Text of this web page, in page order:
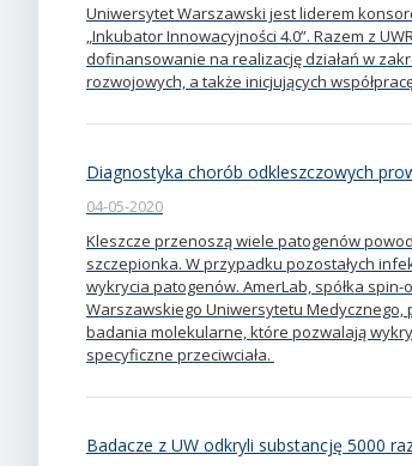
Uniwersytet Warszawski jest liderem
„Inkubator Innowacyjności 4.0”. Razem z
dofinansowanie na realizację działań w
rozwojowych, a także inicjujących
Diagnostyka chorób odkleszczowych
04-05-2020
Kleszcze przenoszą wiele patogenów
szczepionka. W przypadku pozostałych
wykrycia patogenów. AmerLab, spółka
Warszawskiego Uniwersytetu
badania molekularne, które pozwalają
specyficzne przeciwciała.
Badacze z UW odkryli substancję 5000